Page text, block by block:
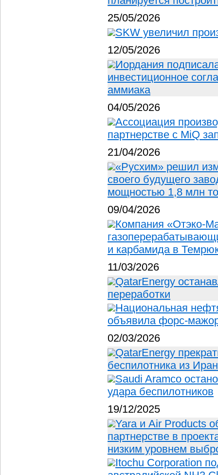
25/05/2026
SKW увеличил
12/05/2026
Иордания
инвестиционное
аммиака
04/05/2026
Ассоциация
партнерстве с MiQ
21/04/2026
«Русхим» решил
своего будущего
мощностью 1,8 млн
09/04/2026
Компания «Отэко-
и карбамида в
11/03/2026
QatarEnergy
переработки
Национальная
объявила форс-
02/03/2026
QatarEnergy
беспилотника из
Saudi Aramco
удара беспилотников
19/12/2025
Yara и Air Products
партнерстве в
низким уровнем
Itochu Corporation